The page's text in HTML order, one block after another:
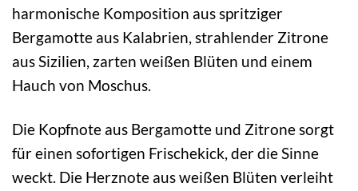
harmonische Komposition aus spritziger
Bergamotte aus Kalabrien, strahlender Zitrone
aus Sizilien, zarten weißen Blüten und einem
Hauch von Moschus.
Die Kopfnote aus Bergamotte und Zitrone sorgt
für einen sofortigen Frischekick, der die Sinne
weckt. Die Herznote aus weißen Blüten verleiht